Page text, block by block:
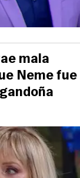
mala
Neme fue